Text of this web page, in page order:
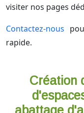
visiter nos pages
Contactez-nous
rapide.
Création
abattage